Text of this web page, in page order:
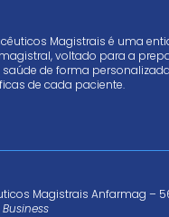
Magistrais é uma
voltado para a
de forma
de cada paciente.
Magistrais Anfarmag –